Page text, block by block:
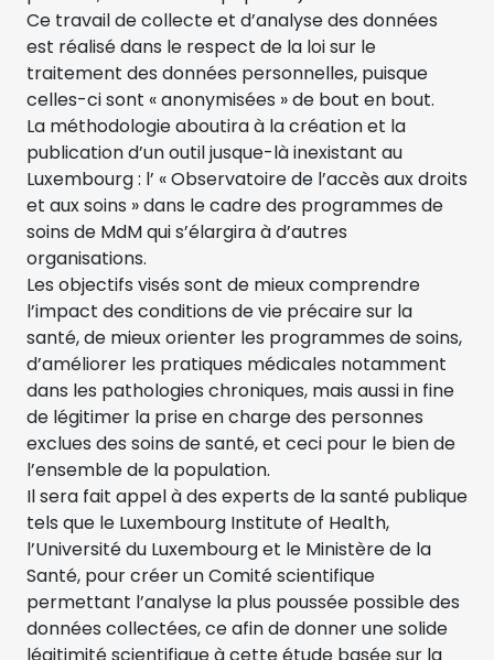
Ce travail de collecte et d’analyse des données
est réalisé dans le respect de la loi sur le
traitement des données personnelles, puisque
celles-ci sont « anonymisées » de bout en bout.
La méthodologie aboutira à la création et la
publication d’un outil jusque-là inexistant au
Luxembourg : l’ « Observatoire de l’accès aux droits
et aux soins » dans le cadre des programmes de
soins de MdM qui s’élargira à d’autres
organisations.
Les objectifs visés sont de mieux comprendre
l’impact des conditions de vie précaire sur la
santé, de mieux orienter les programmes de soins,
d’améliorer les pratiques médicales notamment
dans les pathologies chroniques, mais aussi in fine
de légitimer la prise en charge des personnes
exclues des soins de santé, et ceci pour le bien de
l’ensemble de la population.
Il sera fait appel à des experts de la santé publique
tels que le Luxembourg Institute of Health,
l’Université du Luxembourg et le Ministère de la
Santé, pour créer un Comité scientifique
permettant l’analyse la plus poussée possible des
données collectées, ce afin de donner une solide
légitimité scientifique à cette étude basée sur la